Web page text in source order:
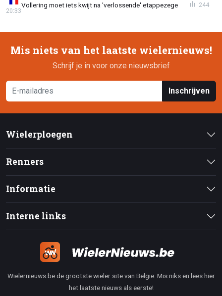
Vollering moet iets kwijt na 'verlossende' etappezege
20:33
244
Mis niets van het laatste wielernieuws!
Schrijf je in voor onze nieuwsbrief
Inschrijven
Wielerploegen
Renners
Informatie
Interne links
Wielernieuws.be de grootste wieler site van Belgie. Mis niks en lees hier
het laatste nieuws als eerste!